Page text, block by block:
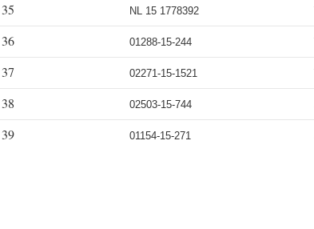
35
NL 15 1778392
36
01288-15-244
37
02271-15-1521
38
02503-15-744
39
01154-15-271